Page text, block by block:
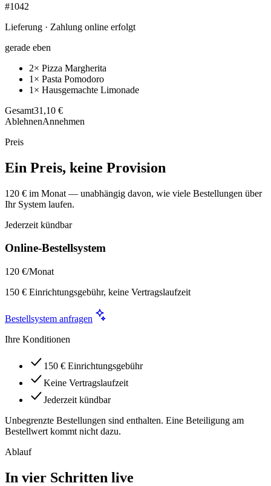
#1042
Lieferung · Zahlung online erfolgt
gerade eben
2× Pizza Margherita
1× Pasta Pomodoro
1× Hausgemachte Limonade
Gesamt31,10 €
AblehnenAnnehmen
Preis
Ein Preis, keine Provision
120 € im Monat — unabhängig davon, wie viele Bestellungen über
Ihr System laufen.
Jederzeit kündbar
Online-Bestellsystem
120 €/Monat
150 € Einrichtungsgebühr, keine Vertragslaufzeit
Bestellsystem anfragen
Ihre Konditionen
150 € Einrichtungsgebühr
Keine Vertragslaufzeit
Jederzeit kündbar
Unbegrenzte Bestellungen sind enthalten. Eine Beteiligung am
Bestellwert kommt nicht dazu.
Ablauf
In vier Schritten live